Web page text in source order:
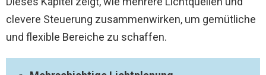
clevere Steuerung zusammenwirken, um gemütliche
und flexible Bereiche zu schaffen.